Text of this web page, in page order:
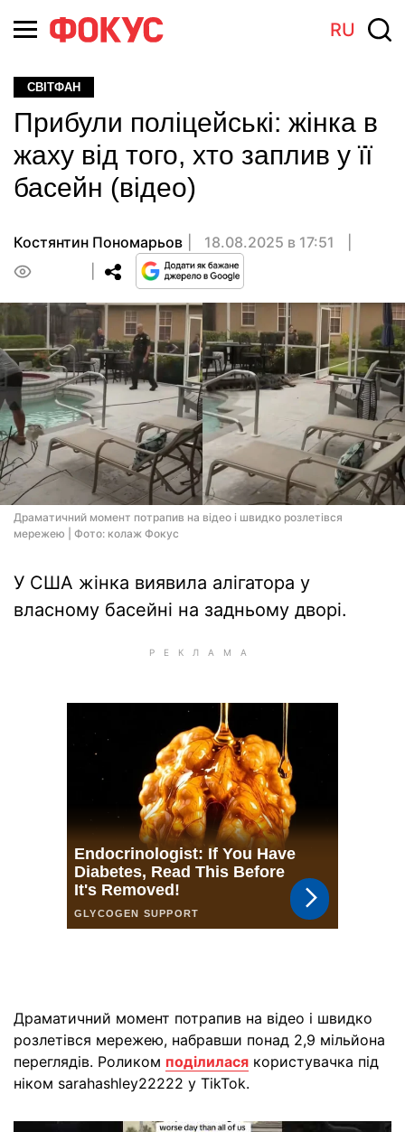
RU
СВІТФАН
Прибули поліцейські: жінка в
жаху від того, хто заплив у її
басейн (відео)
Костянтин Пономарьов
18.08.2025 в 17:51
Драматичний момент потрапив на відео і швидко розлетівся
мережею | Фото: колаж Фокус
У США жінка виявила алігатора у
власному басейні на задньому дворі.
Драматичний момент потрапив на відео і швидко
розлетівся мережею, набравши понад 2,9 мільйона
переглядів. Роликом поділилася користувачка під
ніком sarahashley22222 у TikTok.